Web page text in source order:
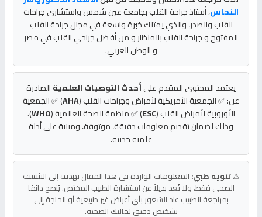
النحاس، أستاذ جراحة القلب بجامعة عين شمس واستشاري جراحات
القلب والصدر، والذي يمتلك خبرة واسعة في مجال جراحة القلب
المفتوح و جراحة القلب بالمنظار و من أفضل جراحي القلب في مصر
و الوطن العربي.
يعتمد المحتوى المقدم علىأحدث التوصيات العلميةالصادرة
عن: ✅ الجمعية الأمريكية لأمراض وجراحات القلب (AHA) ✅ الجمعية
الأوروبية لأمراض القلب (ESC) ✅ منظمة الصحة العالمية (WHO
).
وذلك لضمان تقديم معلومات دقيقة، موثوقة، ومبنية على أدلة
علمية حديثة.
⚠تنويه طبي: المعلومات الواردة في هذا المقال تهدف إلى التثقيف
الصحي فقط، ولا تُعد بديلاً عن استشارة الطبيب المختص. يُنصح دائمًا
بمراجعة الطبيب عند الشعور بأي أعراض غير طبيعية أو الحاجة إلى
تشخيص دقيق لحالتك الصحية.